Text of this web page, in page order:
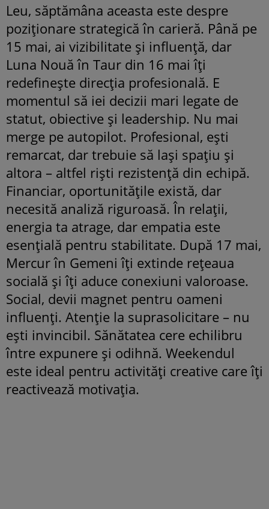
Leu, săptămâna aceasta este despre
poziționare strategică în carieră. Până pe
15 mai, ai vizibilitate și influență, dar
Luna Nouă în Taur din 16 mai îți
redefinește direcția profesională. E
momentul să iei decizii mari legate de
statut, obiective și leadership. Nu mai
merge pe autopilot. Profesional, ești
remarcat, dar trebuie să lași spațiu și
altora – altfel riști rezistență din echipă.
Financiar, oportunitățile există, dar
necesită analiză riguroasă. În relații,
energia ta atrage, dar empatia este
esențială pentru stabilitate. După 17 mai,
Mercur în Gemeni îți extinde rețeaua
socială și îți aduce conexiuni valoroase.
Social, devii magnet pentru oameni
influenți. Atenție la suprasolicitare – nu
ești invincibil. Sănătatea cere echilibru
între expunere și odihnă. Weekendul
este ideal pentru activități creative care îți
reactivează motivația.